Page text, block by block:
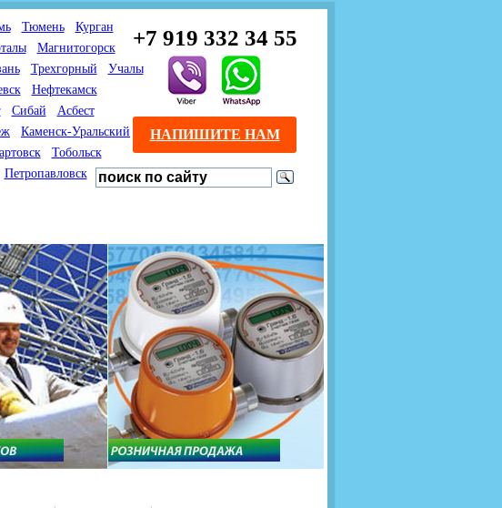
+7 919 332 34 55
Тюмень
Курган
Магнитогорск
Трехгорный
Учалы
Нефтекамск
Сибай
Асбест
Каменск-Уральский
Тобольск
Петропавловск
НАПИШИТЕ НАМ
на
для
газового
Вашем
что будет
Предлагаем взаимовыгодное
сотрудничество
монтажникам газового
оборудования. Если Вы
занимаетесь установкой
газового оборудования, мы
предлагаем Вам оптовые
цены и документарное
сопровождение Ваших
продаж (берем всю
бухгалтерию "на себя")